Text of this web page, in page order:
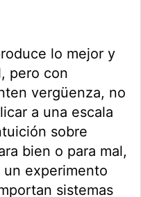
lo mejor y
pero con
vergüenza, no
a una escala
sobre
bien o para mal,
experimento
sistemas